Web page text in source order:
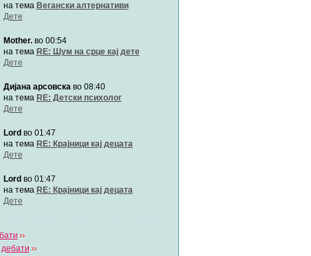
на тема Вегански алтернативи
Дете
Mother.во 00:54
на тема RE: Шум на срце кај дете
Дете
Дијана арсовскаво 08:40
на тема RE: Детски психолог
Дете
Lord во 01:47
на тема RE: Крајници кај децата
Дете
Lord во 01:47
на тема RE: Крајници кај децата
Дете